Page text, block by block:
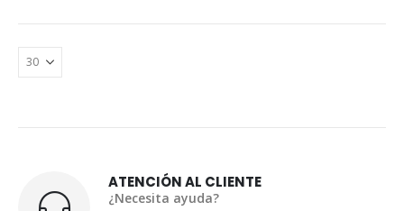
ATENCIÓN AL CLIENTE
¿Necesita ayuda?